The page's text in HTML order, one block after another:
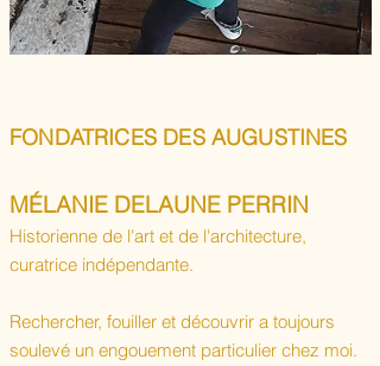
FONDATRICES DES AUGUSTINES
​MÉLANIE DELAUNE PERRIN
Historienne de l'art et de l'architecture,
curatrice indépendante.
Rechercher, fouiller et découvrir a toujours
soulevé un engouement particulier chez moi.